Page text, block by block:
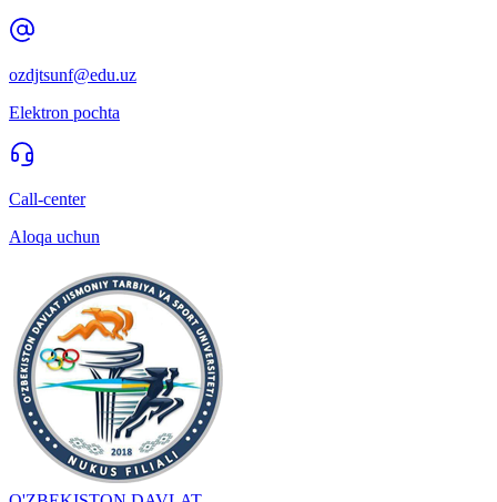
ozdjtsunf@edu.uz
Elektron pochta
Call-center
Aloqa uchun